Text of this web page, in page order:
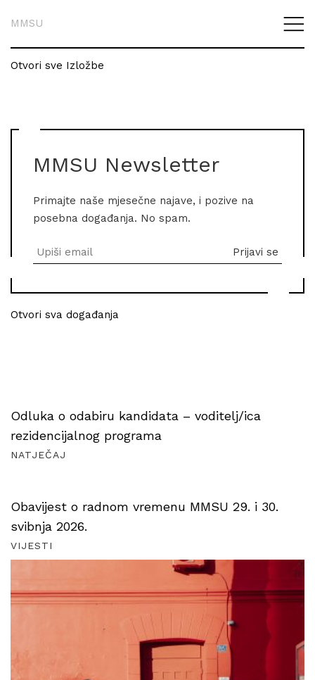
MMSU
Otvori sve Izložbe
MMSU Newsletter
Primajte naše mjesečne najave, i pozive na
posebna događanja. No spam.
Otvori sva događanja
Odluka o odabiru kandidata – voditelj/ica
rezidencijalnog programa
NATJEČAJ
Obavijest o radnom vremenu MMSU 29. i 30.
svibnja 2026.
VIJESTI